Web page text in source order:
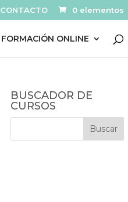
CONTACTO 0 elementos
FORMACIÓN ONLINE
BUSCADOR DE
CURSOS